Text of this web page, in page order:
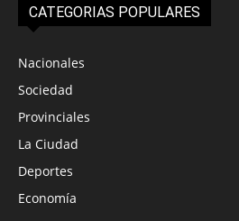
CATEGORIAS POPULARES
Nacionales
Sociedad
Provinciales
La Ciudad
Deportes
Economía